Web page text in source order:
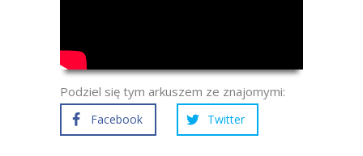
Podziel się tym arkuszem ze znajomymi:
Facebook Twitter